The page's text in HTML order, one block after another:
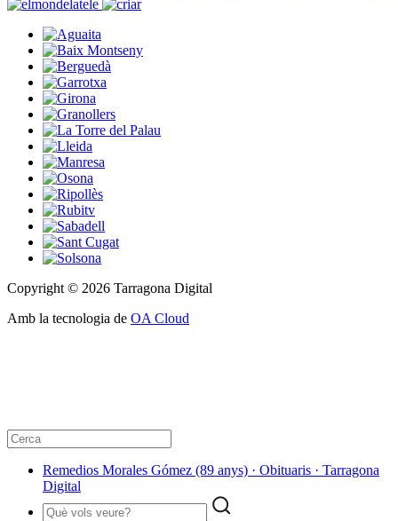
Copyright © 2026 Tarragona Digital
Amb la tecnologia de OA Cloud
Remedios Morales Gómez (89 anys) · Obituaris · Tarragona
Digital